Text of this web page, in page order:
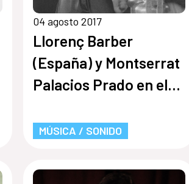
04 agosto 2017
Llorenç Barber
(España) y Montserrat
Palacios Prado en el
MÚSICA / SONIDO